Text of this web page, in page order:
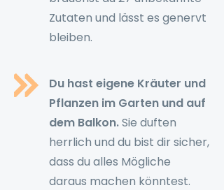
Zutaten und lässt es genervt
bleiben.
Du hast eigene Kräuter und
Pflanzen im Garten und auf
dem Balkon.Sie duften
herrlich und du bist dir sicher,
dass du alles Mögliche
daraus machen könntest.